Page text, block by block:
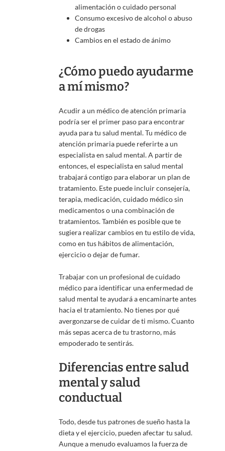
alimentación o cuidado personal
Consumo excesivo de alcohol o abuso
de drogas
Cambios en el estado de ánimo
¿Cómo puedo ayudarme
a mí mismo?
Acudir a un médico de atención primaria
podría ser el primer paso para encontrar
ayuda para tu salud mental. Tu médico de
atención primaria puede referirte a un
especialista en salud mental. A partir de
entonces, el especialista en salud mental
trabajará contigo para elaborar un plan de
tratamiento. Este puede incluir consejería,
terapia, medicación, cuidado médico sin
medicamentos o una combinación de
tratamientos. También es posible que te
sugiera realizar cambios en tu estilo de vida,
como en tus hábitos de alimentación,
ejercicio o dejar de fumar.
Trabajar con un profesional de cuidado
médico para identificar una enfermedad de
salud mental te ayudará a encaminarte antes
hacia el tratamiento. No tienes por qué
avergonzarse de cuidar de ti mismo. Cuanto
más sepas acerca de tu trastorno, más
empoderado te sentirás.
Diferencias entre salud
mental y salud
conductual
Todo, desde tus patrones de sueño hasta la
dieta y el ejercicio, pueden afectar tu salud.
Aunque a menudo evaluamos la fuerza de